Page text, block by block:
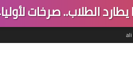
الطلاب.. صرخات